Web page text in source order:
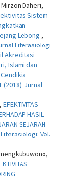
Daheri,
Sistem
Lebong ,
Literasiologi
Akreditasi
Islami dan
(2018): Jurnal
EFEKTIVITAS
HASIL
SEJARAH
Vol.